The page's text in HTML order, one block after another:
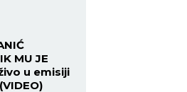
MU JE
u emisiji